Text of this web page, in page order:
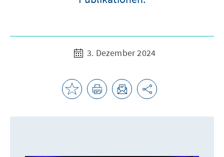
3. Dezember 2024